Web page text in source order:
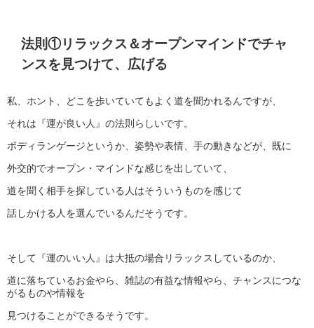
法則①リラックス＆オープンマインドでチャ
ンスを見つけて、広げる
私、ホント、どこを歩いていてもよく道を聞かれるんですが、
それは『運が良い人』の法則らしいです。
ボディランゲージというか、姿勢や表情、手の動きなどが、既に
外交的でオープン・マインドな感じを出していて、
道を聞く相手を探している人はそういうものを感じて
話しかける人を選んでいるんだそうです。
そして『運のいい人』は大抵の場合リラックスしているのか、
道に落ちているお金やら、雑誌の有益な情報やら、チャンスにつな
がるものや情報を
見つけることができるそうです。